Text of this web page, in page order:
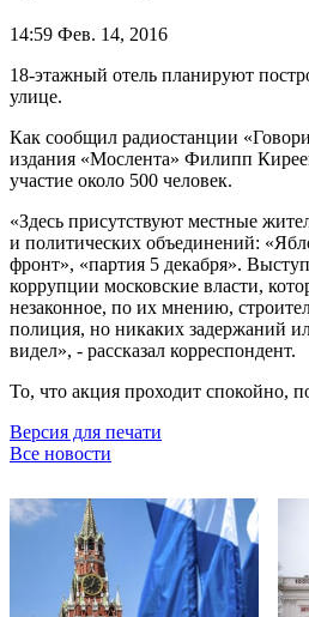
14:59 Фев. 14, 2016
18-этажный отель планируют
улице.
Как сообщил радиостанции
издания «Мослента» Филипп
участие около 500 человек.
«Здесь присутствуют местные
и политических объединений:
фронт», «партия 5 декабря».
коррупции московские власти,
незаконное, по их мнению,
полиция, но никаких задержаний
видел», - рассказал корреспондент.
То, что акция проходит спокойно,
Версия для печати
Все новости